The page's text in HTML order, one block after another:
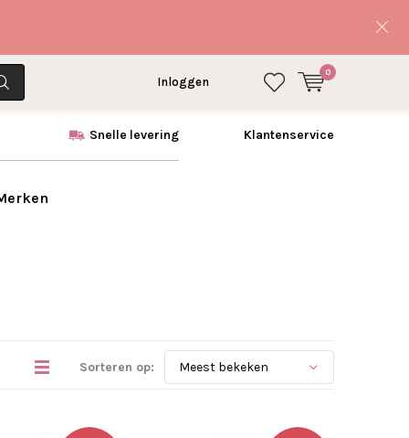
Inloggen
0
Snelle levering Klantenservice
Sorteren op: